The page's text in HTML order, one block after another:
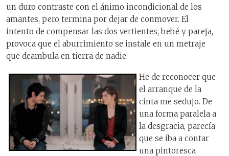
un duro contraste con el ánimo incondicional de los
amantes, pero termina por dejar de conmover. El
intento de compensar las dos vertientes, bebé y pareja,
provoca que el aburrimiento se instale en un metraje
que deambula en tierra de nadie.
He de reconocer que
el arranque de la
cinta me sedujo. De
una forma paralela a
la desgracia, parecía
que se iba a contar
una pintoresca